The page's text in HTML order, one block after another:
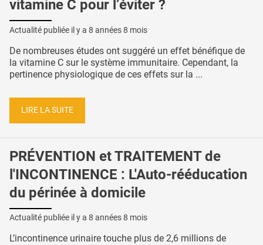
vitamine C pour l’éviter ?
Actualité publiée il y a 8 années 8 mois
De nombreuses études ont suggéré un effet bénéfique de
la vitamine C sur le système immunitaire. Cependant, la
pertinence physiologique de ces effets sur la ...
LIRE LA SUITE
PRÉVENTION et TRAITEMENT de
l'INCONTINENCE : L'Auto-rééducation
du périnée à domicile
Actualité publiée il y a 8 années 8 mois
L’incontinence urinaire touche plus de 2,6 millions de